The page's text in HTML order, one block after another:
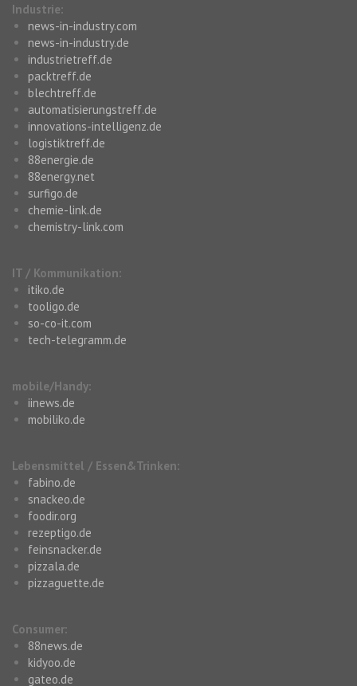
Industrie:
news-in-industry.com
news-in-industry.de
industrietreff.de
packtreff.de
blechtreff.de
automatisierungstreff.de
innovations-intelligenz.de
logistiktreff.de
88energie.de
88energy.net
surfigo.de
chemie-link.de
chemistry-link.com
IT / Kommunikation:
itiko.de
tooligo.de
so-co-it.com
tech-telegramm.de
mobile/Handy:
iinews.de
mobiliko.de
Lebensmittel / Essen&Trinken:
fabino.de
snackeo.de
foodir.org
rezeptigo.de
feinsnacker.de
pizzala.de
pizzaguette.de
Consumer:
88news.de
kidyoo.de
gateo.de